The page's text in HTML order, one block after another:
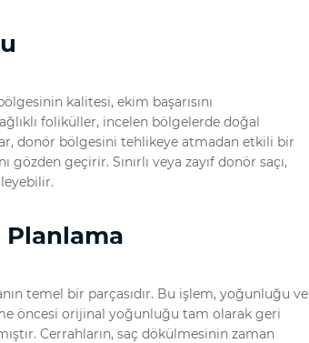
kalitesi, ekim başarısını
foliküller, incelen bölgelerde doğal
donör bölgesini tehlikeye atmadan etkili bir
gözden geçirir. Sınırlı veya zayıf donör saçı,
Planlama
temel bir parçasıdır. Bu işlem, yoğunluğu ve
öncesi orijinal yoğunluğu tam olarak geri
Cerrahların, saç dökülmesinin zaman